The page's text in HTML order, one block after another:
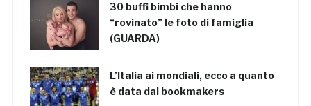
30 buffi bimbi che hanno
“rovinato” le foto di famiglia
(GUARDA)
L’Italia ai mondiali, ecco a quanto
è data dai bookmakers